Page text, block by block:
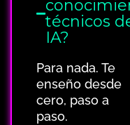
técnicos
IA?
Para nada. Te
enseño desde
cero, paso a
paso.